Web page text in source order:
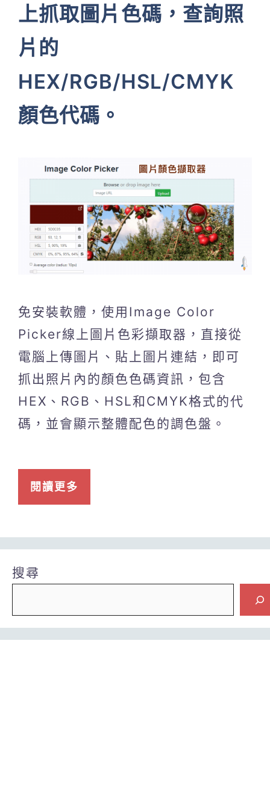
上抓取圖片色碼，查詢照
片的
HEX/RGB/HSL/CMYK
顏色代碼。
免安裝軟體，使用Image Color
Picker線上圖片色彩擷取器，直接從
電腦上傳圖片、貼上圖片連結，即可
抓出照片內的顏色色碼資訊，包含
HEX、RGB、HSL和CMYK格式的代
碼，並會顯示整體配色的調色盤。
閱讀更多
搜尋